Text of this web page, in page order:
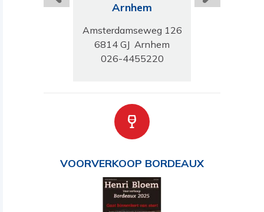
Arnhem
Amsterdamseweg 126
6814 GJ Arnhem
026-4455220
VOORVERKOOP BORDEAUX